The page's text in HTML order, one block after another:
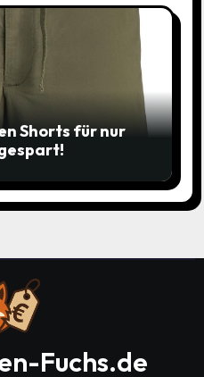
Shorts für nur
gespart!
Fuchs.de